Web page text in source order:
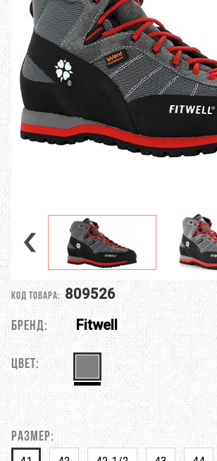
Код товара: 809526
Бренд: Fitwell
Цвет:
Размер: